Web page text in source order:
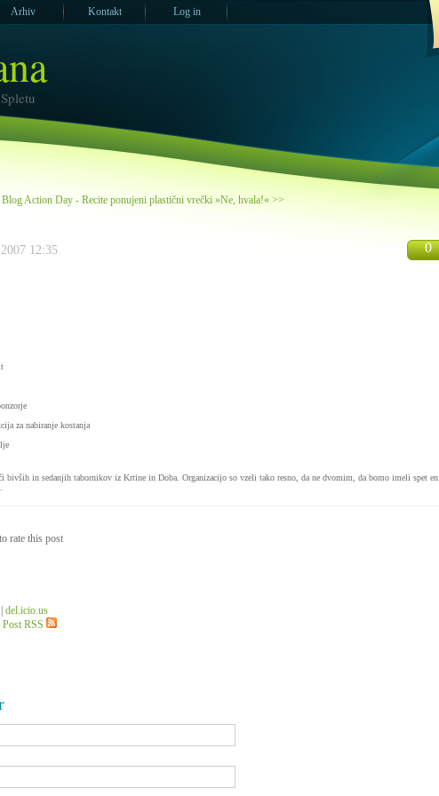
Arhiv Kontakt Log in
Blog Action Day - Recite ponujeni plastični vrečki »Ne, hvala!« >>
12:35 0
za nabiranje kostanja
bivših in sedanjih tabornikov iz Krtine in Doba. Organizacijo so vzeli tako resno, da ne dvomim, da bomo imeli spet en
rate this post
del.icio.us
Post RSS